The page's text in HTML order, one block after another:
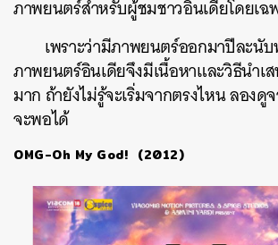
ภาพยนตร์สำหรับผู้ชมชาวอินเดียโดยเฉ
เพราะว่ามีภาพยนตร์ออกมาปีละนับ
ภาพยนตร์อินเดียจึงมีเนื้อหาและวิธีนำเ
มาก ถ้ายังไม่รู้จะเริ่มจากตรงไหน ลองดู
จะพอได้
OMG-Oh My God! (2012)